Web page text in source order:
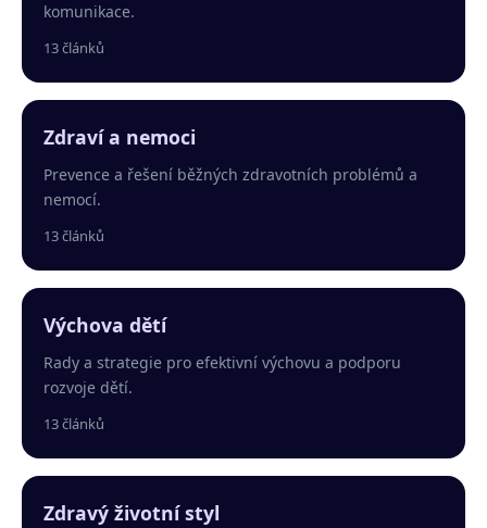
komunikace.
13 článků
Zdraví a nemoci
Prevence a řešení běžných zdravotních problémů a
nemocí.
13 článků
Výchova dětí
Rady a strategie pro efektivní výchovu a podporu
rozvoje dětí.
13 článků
Zdravý životní styl